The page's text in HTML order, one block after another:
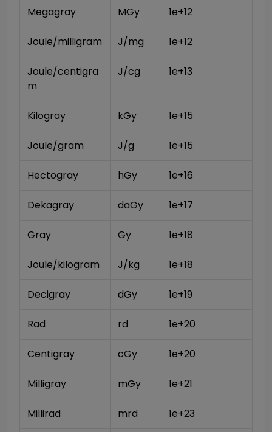
Megagray MGy 1e+12
Joule/milligram J/mg 1e+12
Joule/centigra
m
J/cg 1e+13
Kilogray kGy 1e+15
Joule/gram J/g 1e+15
Hectogray hGy 1e+16
Dekagray daGy 1e+17
Gray Gy 1e+18
Joule/kilogram J/kg 1e+18
Decigray dGy 1e+19
Rad rd 1e+20
Centigray cGy 1e+20
Milligray mGy 1e+21
Millirad mrd 1e+23